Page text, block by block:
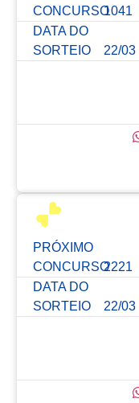
CONCURSO1041
DATA DO
SORTEIO
22/03
PRÓXIMO
CONCURSO2221
DATA DO
SORTEIO
22/03